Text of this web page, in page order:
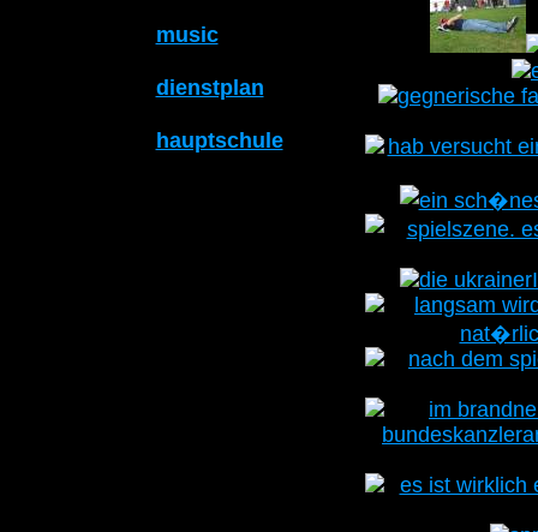
music
dienstplan
hauptschule